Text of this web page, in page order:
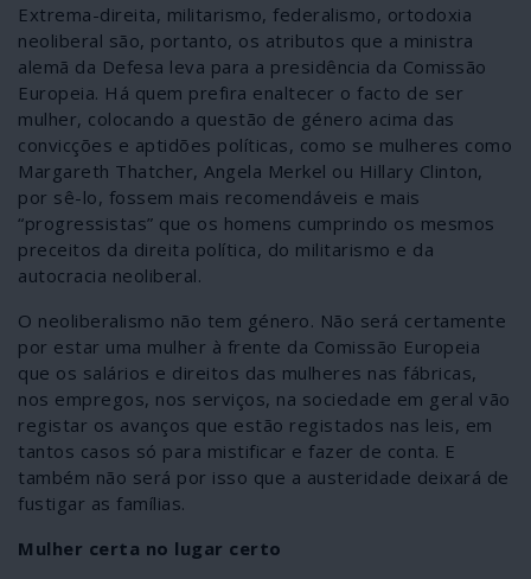
Extrema-direita, militarismo, federalismo, ortodoxia
neoliberal são, portanto, os atributos que a ministra
alemã da Defesa leva para a presidência da Comissão
Europeia. Há quem prefira enaltecer o facto de ser
mulher, colocando a questão de género acima das
convicções e aptidões políticas, como se mulheres como
Margareth Thatcher, Angela Merkel ou Hillary Clinton,
por sê-lo, fossem mais recomendáveis e mais
“progressistas” que os homens cumprindo os mesmos
preceitos da direita política, do militarismo e da
autocracia neoliberal.
O neoliberalismo não tem género. Não será certamente
por estar uma mulher à frente da Comissão Europeia
que os salários e direitos das mulheres nas fábricas,
nos empregos, nos serviços, na sociedade em geral vão
registar os avanços que estão registados nas leis, em
tantos casos só para mistificar e fazer de conta. E
também não será por isso que a austeridade deixará de
fustigar as famílias.
Mulher certa no lugar certo